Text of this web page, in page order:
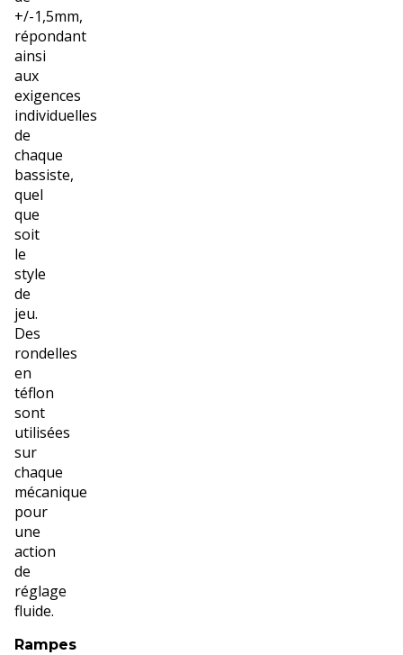
+/-1,5mm,
répondant
ainsi
aux
exigences
individuelles
de
chaque
bassiste,
quel
que
soit
le
style
de
jeu.
Des
rondelles
en
téflon
sont
utilisées
sur
chaque
mécanique
pour
une
action
de
réglage
fluide.
Rampes